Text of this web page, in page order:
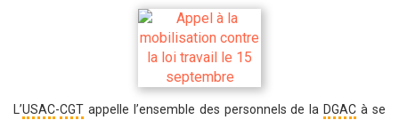
L’USAC-CGT appelle l’ensemble des personnels de la DGAC à se